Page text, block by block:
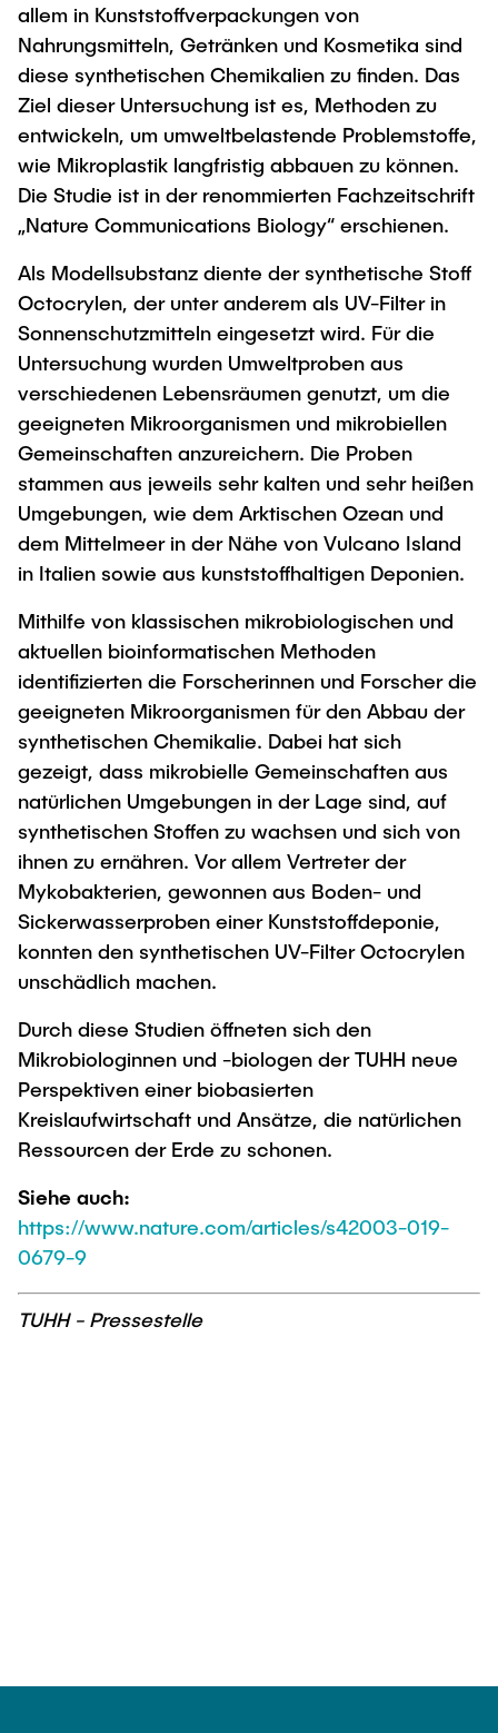
Lehre und Lernen
Best Practices Lehre
Hochschuldidaktik - ZLL
LearnING Center
Lehre im europäischen Verbund (ECIU)
WorkINGLab / Makerspace
Interdisziplinärer Workshop des FSP
„Biobasierte Prozesse und
Reaktortechnologien“
Forschung und Institute
Studienbereich FIT
allem in Kunststoffverpackungen von
Nahrungsmitteln, Getränken und Kosmetika sind
diese synthetischen Chemikalien zu finden. Das
Ziel dieser Untersuchung ist es, Methoden zu
entwickeln, um umweltbelastende Problemstoffe,
wie Mikroplastik langfristig abbauen zu können.
Die Studie ist in der renommierten Fachzeitschrift
„Nature Communications Biology“ erschienen.
Als Modellsubstanz diente der synthetische Stoff
Octocrylen, der unter anderem als UV-Filter in
Sonnenschutzmitteln eingesetzt wird. Für die
Untersuchung wurden Umweltproben aus
verschiedenen Lebensräumen genutzt, um die
geeigneten Mikroorganismen und mikrobiellen
Gemeinschaften anzureichern. Die Proben
stammen aus jeweils sehr kalten und sehr heißen
Umgebungen, wie dem Arktischen Ozean und
dem Mittelmeer in der Nähe von Vulcano Island
in Italien sowie aus kunststoffhaltigen Deponien.
Mithilfe von klassischen mikrobiologischen und
aktuellen bioinformatischen Methoden
identifizierten die Forscherinnen und Forscher die
geeigneten Mikroorganismen für den Abbau der
synthetischen Chemikalie. Dabei hat sich
gezeigt, dass mikrobielle Gemeinschaften aus
natürlichen Umgebungen in der Lage sind, auf
synthetischen Stoffen zu wachsen und sich von
ihnen zu ernähren. Vor allem Vertreter der
Mykobakterien, gewonnen aus Boden- und
Sickerwasserproben einer Kunststoffdeponie,
konnten den synthetischen UV-Filter Octocrylen
unschädlich machen.
Durch diese Studien öffneten sich den
Mikrobiologinnen und -biologen der TUHH neue
Perspektiven einer biobasierten
Kreislaufwirtschaft und Ansätze, die natürlichen
Ressourcen der Erde zu schonen.
Siehe auch:
https://www.nature.com/articles/s42003-019-
0679-9
TUHH - Pressestelle